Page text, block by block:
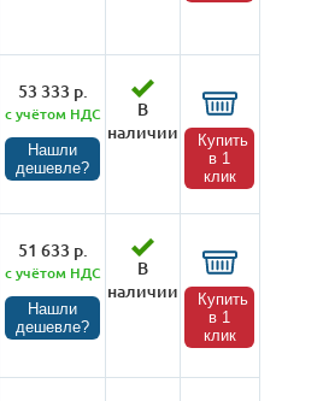
53 333 р.
с учётом НДС
Нашли
дешевле?
В
наличии
Купить
в 1
клик
51 633 р.
с учётом НДС
Нашли
дешевле?
В
наличии
Купить
в 1
клик